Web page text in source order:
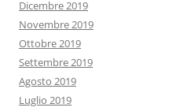
Dicembre 2019
Novembre 2019
Ottobre 2019
Settembre 2019
Agosto 2019
Luglio 2019